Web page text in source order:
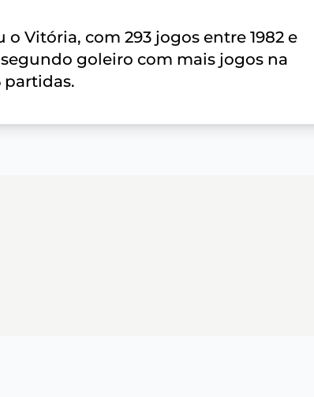
Vitória, com 293 jogos entre 1982 e
goleiro com mais jogos na